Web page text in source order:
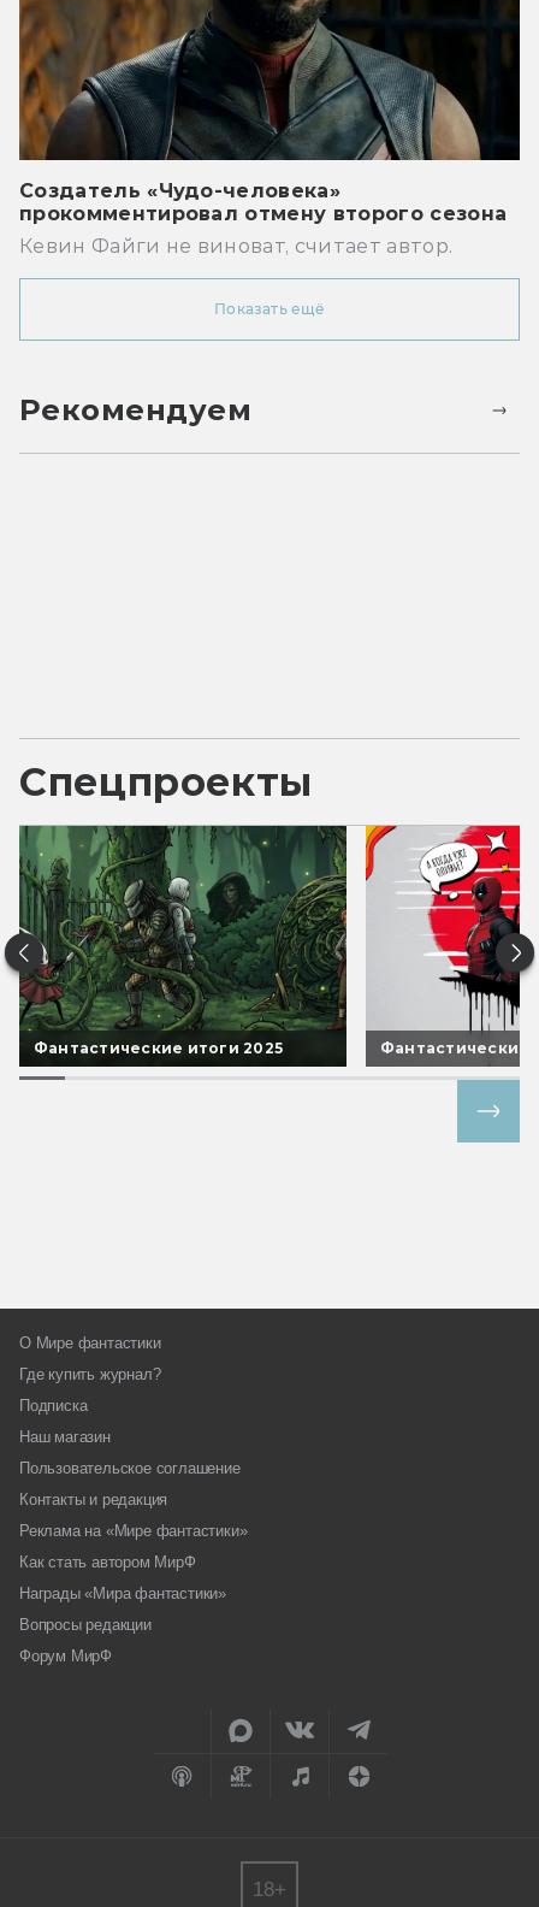
Создатель «Чудо-человека»
прокомментировал отмену второго сезона
Кевин Файги не виноват, считает автор.
Показать ещё
Рекомендуем
Спецпроекты
Фантастические итоги 2025 Фантастические
О Мире фантастики
Где купить журнал?
Подписка
Наш магазин
Пользовательское соглашение
Контакты и редакция
Реклама на «Мире фантастики»
Как стать автором МирФ
Награды «Мира фантастики»
Вопросы редакции
Форум МирФ
18+